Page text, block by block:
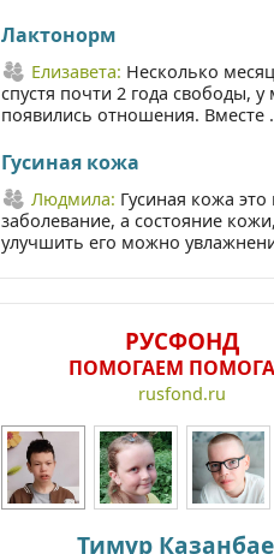
Лактонорм
Елизавета: Несколько
спустя почти 2 года свободы, у
появились отношения. Вместе
Гусиная кожа
Людмила: Гусиная кожа это
заболевание, а состояние
улучшить его можно
РУСФОНД
ПОМОГАЕМ
rusfond.ru
Тимур